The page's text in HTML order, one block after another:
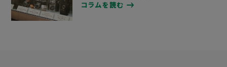
コラムを読む